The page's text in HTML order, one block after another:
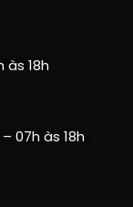
18h
07h às 18h